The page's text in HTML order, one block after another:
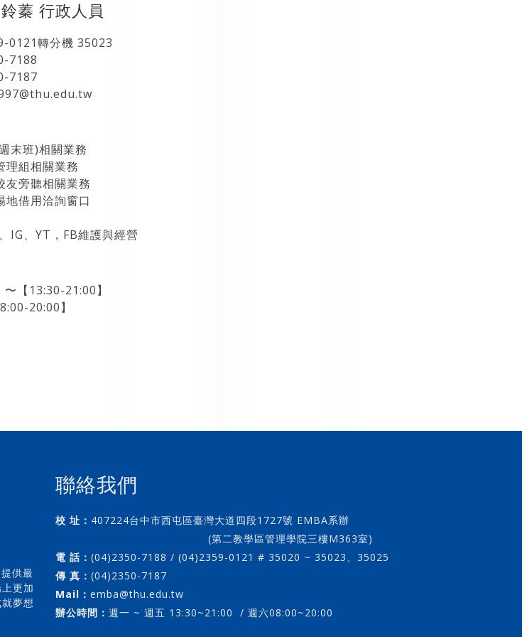
蓁 行政人員
0121轉分機 35023
7188
7187
末班)相關業務
理組相關業務
友旁聽相關業務
地借用洽詢窗口
IG、YT，FB維護與經營
〜【13:30-21:00】
20:00】
供最
更加
夢想
聯絡我們
校 址： 407224台中市西屯區臺灣大道四段1727號 EMBA系辦
(第二教學區管理學院三樓M363室)
電 話： (04)2350-7188 / (04)2359-0121 # 35020 ~ 35023、35025
傳 真： (04)2350-7187
Mail： emba@thu.edu.tw
辦公時間： 週一 ~ 週五 13:30~21:00 / 週六08:00~20:00